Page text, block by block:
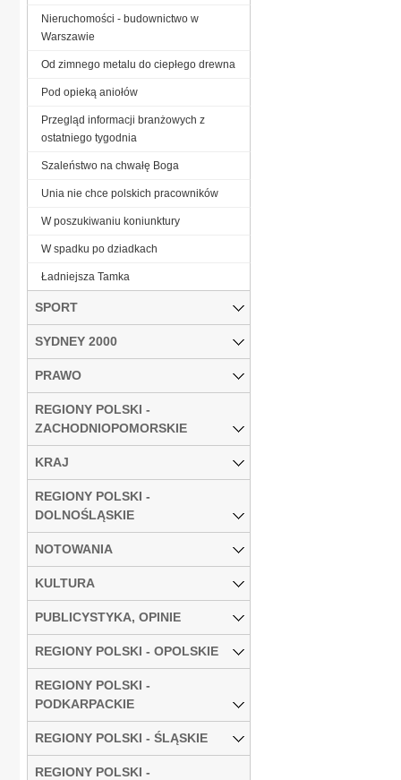
Nieruchomości - budownictwo w
Warszawie
Od zimnego metalu do ciepłego drewna
Pod opieką aniołów
Przegląd informacji branżowych z
ostatniego tygodnia
Szaleństwo na chwałę Boga
Unia nie chce polskich pracowników
W poszukiwaniu koniunktury
W spadku po dziadkach
Ładniejsza Tamka
SPORT
SYDNEY 2000
PRAWO
REGIONY POLSKI -
ZACHODNIOPOMORSKIE
KRAJ
REGIONY POLSKI -
DOLNOŚLĄSKIE
NOTOWANIA
KULTURA
PUBLICYSTYKA, OPINIE
REGIONY POLSKI - OPOLSKIE
REGIONY POLSKI -
PODKARPACKIE
REGIONY POLSKI - ŚLĄSKIE
REGIONY POLSKI -